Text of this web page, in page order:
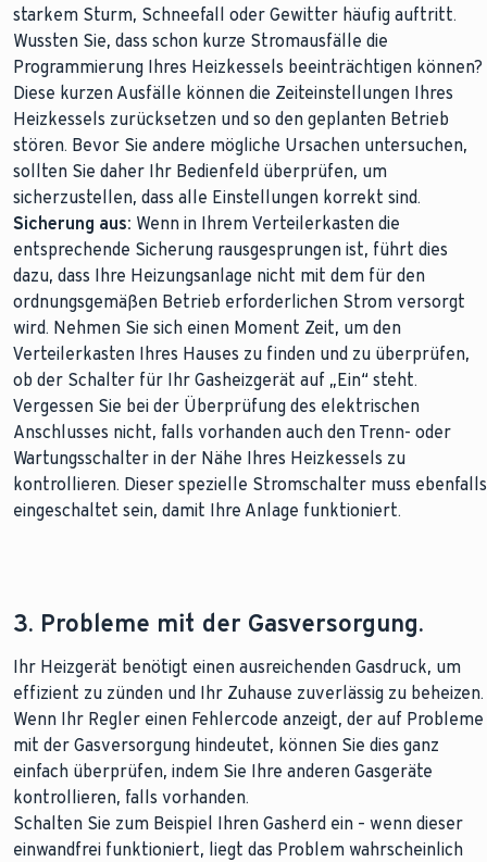
starkem Sturm, Schneefall oder Gewitter häufig auftritt.
Wussten Sie, dass schon kurze Stromausfälle die
Programmierung Ihres Heizkessels beeinträchtigen können?
Diese kurzen Ausfälle können die Zeiteinstellungen Ihres
Heizkessels zurücksetzen und so den geplanten Betrieb
stören. Bevor Sie andere mögliche Ursachen untersuchen,
sollten Sie daher Ihr Bedienfeld überprüfen, um
sicherzustellen, dass alle Einstellungen korrekt sind.
Sicherung aus: Wenn in Ihrem Verteilerkasten die
entsprechende Sicherung rausgesprungen ist, führt dies
dazu, dass Ihre Heizungsanlage nicht mit dem für den
ordnungsgemäßen Betrieb erforderlichen Strom versorgt
wird. Nehmen Sie sich einen Moment Zeit, um den
Verteilerkasten Ihres Hauses zu finden und zu überprüfen,
ob der Schalter für Ihr Gasheizgerät auf „Ein“ steht.
Vergessen Sie bei der Überprüfung des elektrischen
Anschlusses nicht, falls vorhanden auch den Trenn- oder
Wartungsschalter in der Nähe Ihres Heizkessels zu
kontrollieren. Dieser spezielle Stromschalter muss ebenfalls
eingeschaltet sein, damit Ihre Anlage funktioniert.
3. Probleme mit der Gasversorgung.
Ihr Heizgerät benötigt einen ausreichenden Gasdruck, um
effizient zu zünden und Ihr Zuhause zuverlässig zu beheizen.
Wenn Ihr Regler einen Fehlercode anzeigt, der auf Probleme
mit der Gasversorgung hindeutet, können Sie dies ganz
einfach überprüfen, indem Sie Ihre anderen Gasgeräte
kontrollieren, falls vorhanden.
Schalten Sie zum Beispiel Ihren Gasherd ein – wenn dieser
einwandfrei funktioniert, liegt das Problem wahrscheinlich